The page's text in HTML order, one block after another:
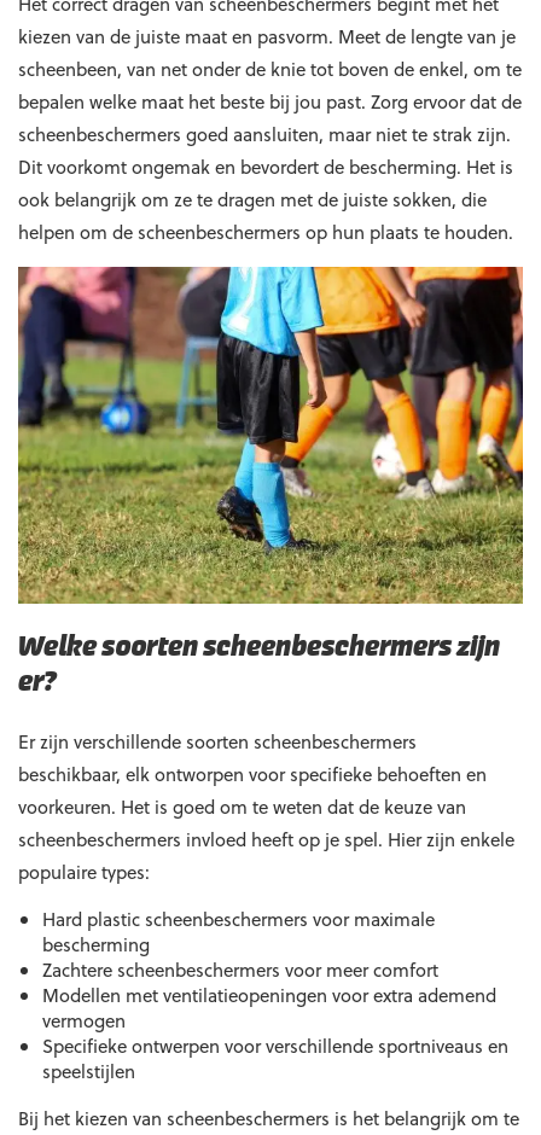
kiezen van de juiste maat en pasvorm. Meet de lengte van je
scheenbeen, van net onder de knie tot boven de enkel, om te
bepalen welke maat het beste bij jou past. Zorg ervoor dat de
scheenbeschermers goed aansluiten, maar niet te strak zijn.
Dit voorkomt ongemak en bevordert de bescherming. Het is
ook belangrijk om ze te dragen met de juiste sokken, die
helpen om de scheenbeschermers op hun plaats te houden.
Welke soorten scheenbeschermers zijn
er?
Er zijn verschillende soorten scheenbeschermers
beschikbaar, elk ontworpen voor specifieke behoeften en
voorkeuren. Het is goed om te weten dat de keuze van
scheenbeschermers invloed heeft op je spel. Hier zijn enkele
populaire types:
Hard plastic scheenbeschermers voor maximale
bescherming
Zachtere scheenbeschermers voor meer comfort
Modellen met ventilatieopeningen voor extra ademend
vermogen
Specifieke ontwerpen voor verschillende sportniveaus en
speelstijlen
Bij het kiezen van scheenbeschermers is het belangrijk om te